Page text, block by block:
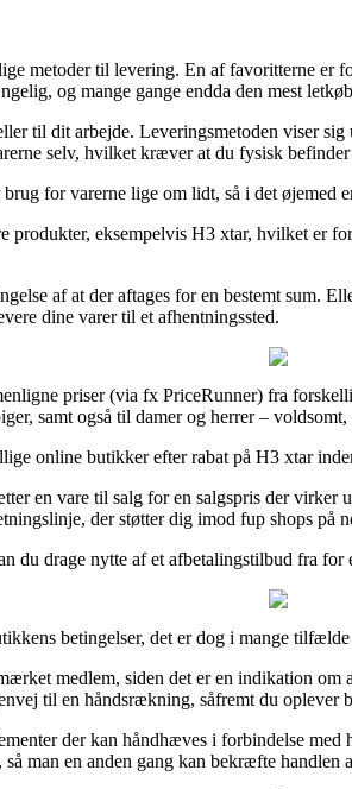
metoder til levering. En af favoritterne
og mange gange endda den mest
til dit arbejde. Leveringsmetoden viser
selv, hvilket kræver at du fysisk
for varerne lige om lidt, så i det
eksempelvis H3 xtar, hvilket er
af at der aftages for en bestemt sum.
dine varer til et afhentningssted.
priser (via fx PriceRunner) fra
samt også til damer og herrer –
online butikker efter rabat på H3 xtar
en vare til salg for en salgspris der
der støtter dig imod fup shops på
drage nytte af et afbetalingstilbud fra
betingelser, det er dog i mange
medlem, siden det er en indikation
til en håndsrækning, såfremt du oplever
der kan håndhæves i forbindelse
man en anden gang kan bekræfte